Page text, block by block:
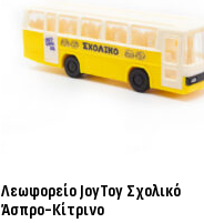
Λεωφορείο JoyToy Σχολικό
Άσπρο-Κίτρινο